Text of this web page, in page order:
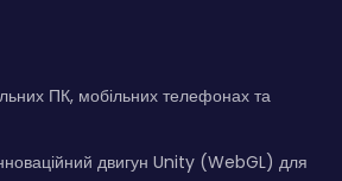
ПК, мобільних телефонах та
двигун Unity (WebGL) для